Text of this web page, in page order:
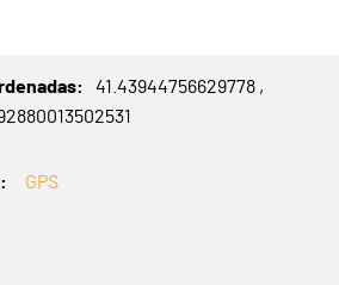
41.43944756629778
GPS